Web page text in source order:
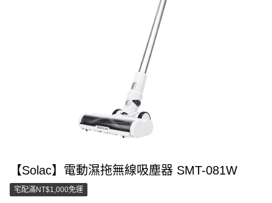
【Solac】電動濕拖無線吸塵器 SMT-081W
宅配滿NT$1,000免運